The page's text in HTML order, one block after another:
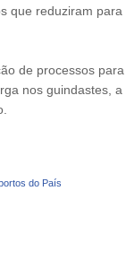
que reduziram para
de processos para
nos guindastes, a
do País